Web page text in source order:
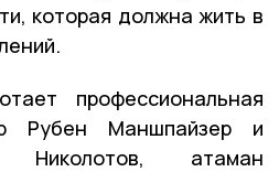
которая должна жить в
профессиональная
Рубен Маншпайзер и
атаман